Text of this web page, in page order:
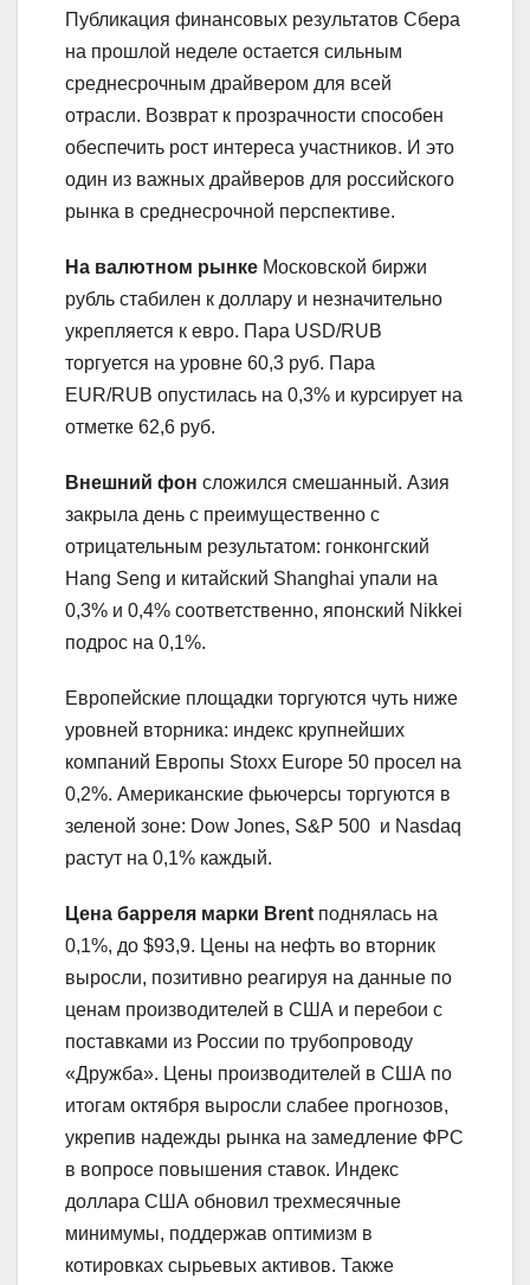
Публикация финансовых результатов Сбера
на прошлой неделе остается сильным
среднесрочным драйвером для всей
отрасли. Возврат к прозрачности способен
обеспечить рост интереса участников. И это
один из важных драйверов для российского
рынка в среднесрочной перспективе.
На валютном рынке Московской биржи
рубль стабилен к доллару и незначительно
укрепляется к евро. Пара USD/RUB
торгуется на уровне 60,3 руб. Пара
EUR/RUB опустилась на 0,3% и курсирует на
отметке 62,6 руб.
Внешний фон сложился смешанный. Азия
закрыла день с преимущественно с
отрицательным результатом: гонконгский
Hang Seng и китайский Shanghai упали на
0,3% и 0,4% соответственно, японский Nikkei
подрос на 0,1%.
Европейские площадки торгуются чуть ниже
уровней вторника: индекс крупнейших
компаний Европы Stoxx Europe 50 просел на
0,2%. Американские фьючерсы торгуются в
зеленой зоне: Dow Jones, S&P 500 и Nasdaq
растут на 0,1% каждый.
Цена барреля марки Brent поднялась на
0,1%, до $93,9. Цены на нефть во вторник
выросли, позитивно реагируя на данные по
ценам производителей в США и перебои с
поставками из России по трубопроводу
«Дружба». Цены производителей в США по
итогам октября выросли слабее прогнозов,
укрепив надежды рынка на замедление ФРС
в вопросе повышения ставок. Индекс
доллара США обновил трехмесячные
минимумы, поддержав оптимизм в
котировках сырьевых активов. Также